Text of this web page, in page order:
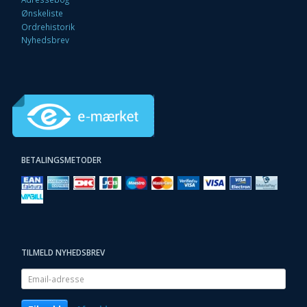
Ønskeliste
Ordrehistorik
Nyhedsbrev
BETALINGSMETODER
TILMELD NYHEDSBREV
Email-
adresse